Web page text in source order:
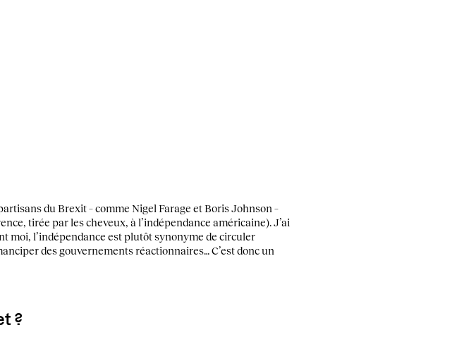
du Brexit – comme Nigel Farage et Boris Johnson –
tirée par les cheveux, à l’indépendance américaine). J’ai
moi, l’indépendance est plutôt synonyme de circuler
des gouvernements réactionnaires… C’est donc un
?